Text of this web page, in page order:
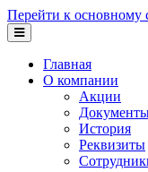
Перейти к основному
Главная
О компании
Акции
История
Реквизиты